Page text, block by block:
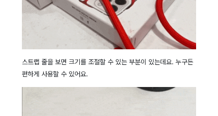
스트랩 줄을 보면 크기를 조절할 수 있는 부분이 있는데요. 누구든
편하게 사용할 수 있어요.